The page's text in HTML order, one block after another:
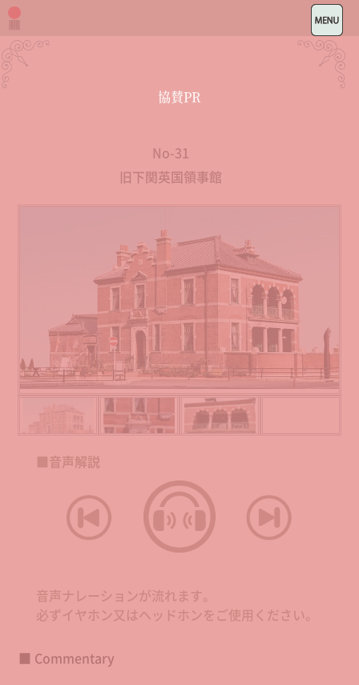
協賛PR
No-31
旧下関英国領事館
■音声解説
音声ナレーションが流れます。
必ずイヤホン又はヘッドホンをご使用ください。
■ Commentary